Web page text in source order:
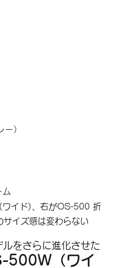
）
ム
イド)、右がOS-500 折
サイズ感は変わらない
ルをさらに進化させた
500W（ワイ